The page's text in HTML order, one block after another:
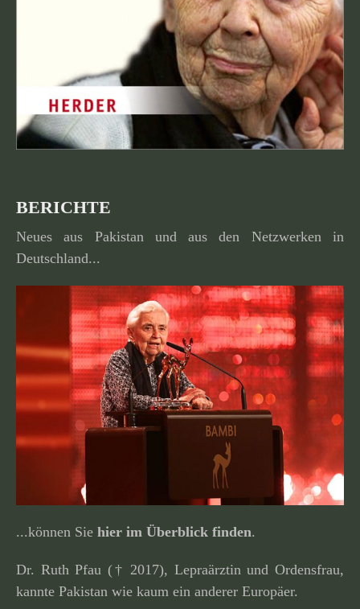
BERICHTE
Neues aus Pakistan und aus den Netzwerken in
Deutschland...
...können Sie hier im Überblick finden.
Dr. Ruth Pfau († 2017), Lepraärztin und Ordensfrau,
kannte Pakistan wie kaum ein anderer Europäer.